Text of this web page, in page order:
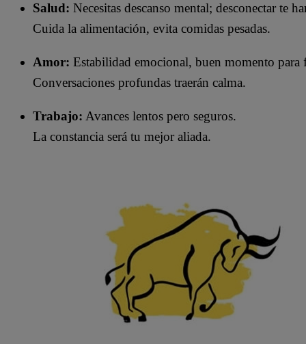
Salud: Necesitas descanso mental; desconectar te
Cuida la alimentación, evita comidas pesadas.
Amor: Estabilidad emocional, buen momento para
Conversaciones profundas traerán calma.
Trabajo: Avances lentos pero seguros.
La constancia será tu mejor aliada.